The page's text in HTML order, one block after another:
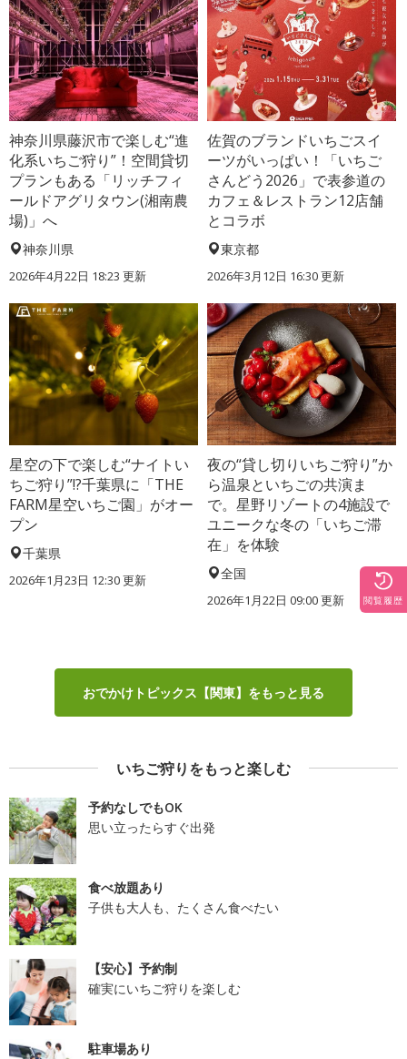
神奈川県藤沢市で楽しむ“進
化系いちご狩り”！空間貸切
プランもある「リッチフィ
ールドアグリタウン(湘南農
場)」へ
神奈川県
2026年4月22日 18:23 更新
佐賀のブランドいちごスイ
ーツがいっぱい！「いちご
さんどう2026」で表参道の
カフェ＆レストラン12店舗
とコラボ
東京都
2026年3月12日 16:30 更新
星空の下で楽しむ“ナイトい
ちご狩り”!?千葉県に「THE
FARM星空いちご園」がオー
プン
千葉県
2026年1月23日 12:30 更新
夜の“貸し切りいちご狩り”か
ら温泉といちごの共演ま
で。星野リゾートの4施設で
ユニークな冬の「いちご滞
在」を体験
全国
2026年1月22日 09:00 更新
おでかけトピックス【関東】をもっと見る
いちご狩りをもっと楽しむ
予約なしでもOK
思い立ったらすぐ出発
食べ放題あり
子供も大人も、たくさん食べたい
【安心】予約制
確実にいちご狩りを楽しむ
駐車場あり
閲覧履歴